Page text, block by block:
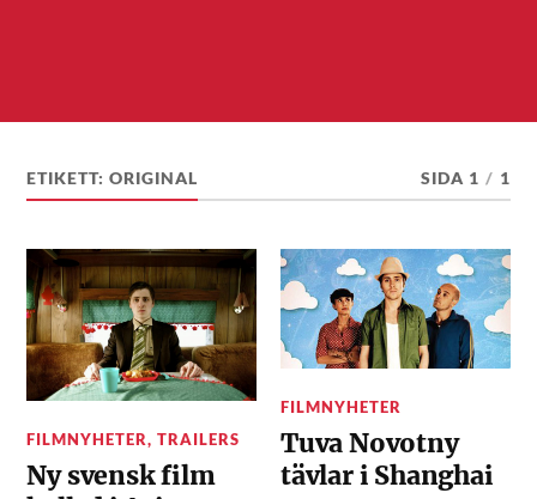
ETIKETT:ORIGINAL SIDA 1 / 1
FILMNYHETER,TRAILERS
Ny svensk film
FILMNYHETER
Tuva Novotny
tävlar i Shanghai